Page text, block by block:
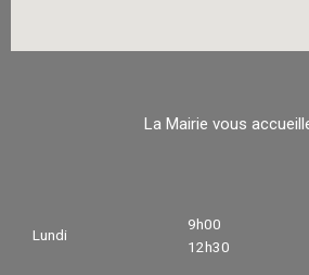
La Mairie vous
Lundi
9h00
12h30